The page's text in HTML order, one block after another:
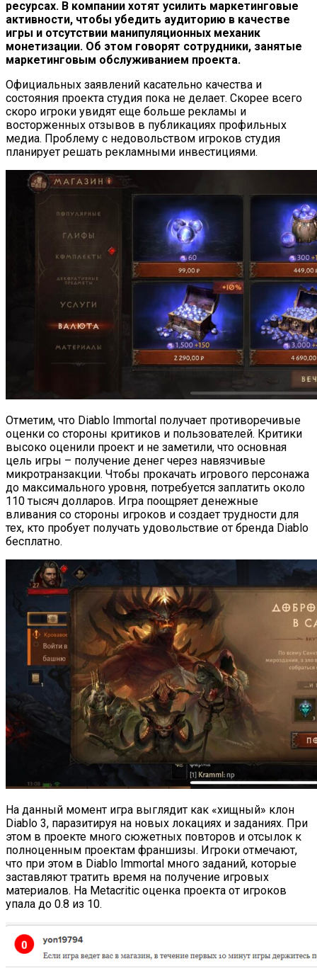
ресурсах. В компании хотят усилить маркетинговые
активности, чтобы убедить аудиторию в качестве
игры и отсутствии манипуляционных механик
монетизации. Об этом говорят сотрудники, занятые
маркетинговым обслуживанием проекта.
Официальных заявлений касательно качества и
состояния проекта студия пока не делает. Скорее всего
скоро игроки увидят еще больше рекламы и
восторженных отзывов в публикациях профильных
медиа. Проблему с недовольством игроков студия
планирует решать рекламными инвестициями.
Отметим, что Diablo Immortal получает противоречивые
оценки со стороны критиков и пользователей. Критики
высоко оценили проект и не заметили, что основная
цель игры – получение денег через навязчивые
микротранзакции. Чтобы прокачать игрового персонажа
до максимального уровня, потребуется заплатить около
110 тысяч долларов. Игра поощряет денежные
вливания со стороны игроков и создает трудности для
тех, кто пробует получать удовольствие от бренда Diablo
бесплатно.
На данный момент игра выглядит как «хищный» клон
Diablo 3, паразитируя на новых локациях и заданиях. При
этом в проекте много сюжетных повторов и отсылок к
полноценным проектам франшизы. Игроки отмечают,
что при этом в Diablo Immortal много заданий, которые
заставляют тратить время на получение игровых
материалов. На Metacritic оценка проекта от игроков
упала до 0.8 из 10.